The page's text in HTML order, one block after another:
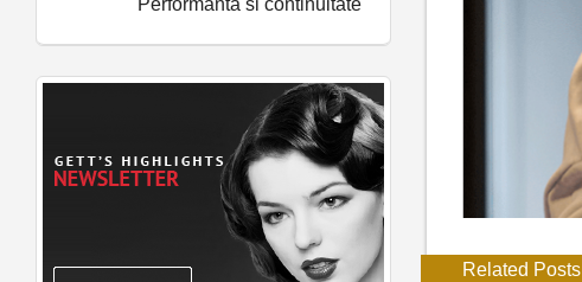
Related Posts
Performanta si continuitate